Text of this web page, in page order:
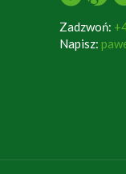
Zadzwoń:
Napisz: